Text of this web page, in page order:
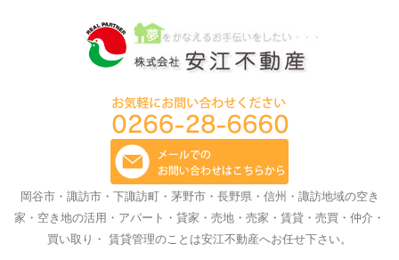
岡谷市・諏訪市・下諏訪町・茅野市・長野県・信州・諏訪地域の空き
家・空き地の活用・アパート・貸家・売地・売家・賃貸・売買・仲介・
買い取り・ 賃貸管理のことは安江不動産へお任せ下さい。